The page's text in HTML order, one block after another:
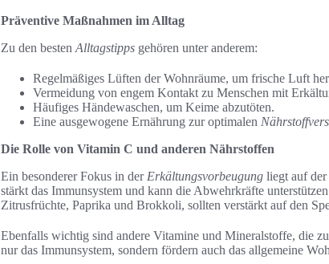
Präventive Maßnahmen im Alltag
Zu den besten Alltagstipps gehören unter anderem:
Regelmäßiges Lüften der Wohnräume, um frische Luft
Vermeidung von engem Kontakt zu Menschen mit
Häufiges Händewaschen, um Keime abzutöten.
Eine ausgewogene Ernährung zur optimalen
Die Rolle von Vitamin C und anderen Nährstoffen
Ein besonderer Fokus in der Erkältungsvorbeugung liegt auf
stärkt das Immunsystem und kann die Abwehrkräfte
Zitrusfrüchte, Paprika und Brokkoli, sollten verstärkt auf den
Ebenfalls wichtig sind andere Vitamine und Mineralstoffe, die
nur das Immunsystem, sondern fördern auch das allgemeine